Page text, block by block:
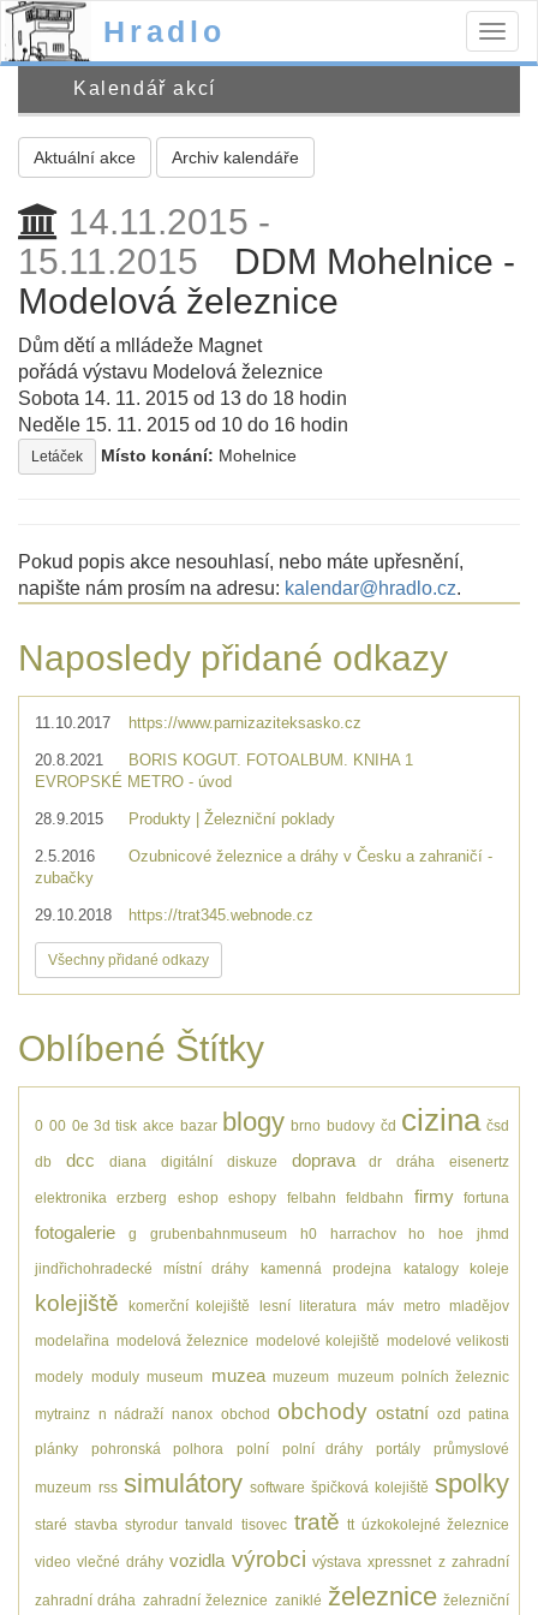
Hradlo
Kalendář akcí
Aktuální akce Archiv kalendáře
14.11.2015 -
15.11.2015
DDM Mohelnice -
Modelová železnice
Dům dětí a mlládeže Magnet
pořádá výstavu Modelová železnice
Sobota 14. 11. 2015 od 13 do 18 hodin
Neděle 15. 11. 2015 od 10 do 16 hodin
Letáček Místo konání: Mohelnice
Pokud popis akce nesouhlasí, nebo máte upřesnění,
napište nám prosím na adresu: kalendar@hradlo.cz.
Naposledy přidané odkazy
11.10.2017 https://www.parnizaziteksasko.cz
20.8.2021
BORIS KOGUT. FOTOALBUM. KNIHA 1
EVROPSKÉ METRO - úvod
28.9.2015 Produkty | Železniční poklady
2.5.2016
Ozubnicové železnice a dráhy v Česku a zahraničí -
zubačky
29.10.2018 https://trat345.webnode.cz
Všechny přidané odkazy
Oblíbené Štítky
0 00 0e 3d tisk akce bazar blogy brno budovy čd cizina čsd
db dcc diana digitální diskuze doprava dr dráha eisenertz
elektronika erzberg eshop eshopy felbahn feldbahn firmy fortuna
fotogalerie g grubenbahnmuseum h0 harrachov ho hoe jhmd
jindřichohradecké místní dráhy kamenná prodejna katalogy koleje
kolejiště komerční kolejiště lesní literatura máv metro mladějov
modelařina modelová železnice modelové kolejiště modelové velikosti
modely moduly museum muzea muzeum muzeum polních železnic
mytrainz n nádraží nanox obchod obchody ostatní ozd patina
plánky pohronská polhora polní polní dráhy portály průmyslové
muzeum rss simulátory software špičková kolejiště spolky
staré stavba styrodur tanvald tisovec tratě tt úzkokolejné železnice
video vlečné dráhy vozidla výrobci výstava xpressnet z zahradní
zahradní dráha zahradní železnice zaniklé železnice železniční